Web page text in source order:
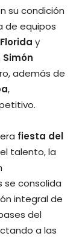
su condición
de equipos
y
Simón
además de
,
fiesta del
talento, la
se consolida
integral de
del
a las